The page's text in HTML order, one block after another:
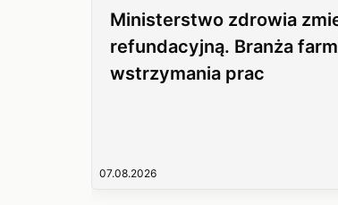
Ministerstwo zdrowia
refundacyjną. Branża
wstrzymania prac
07.08.2026